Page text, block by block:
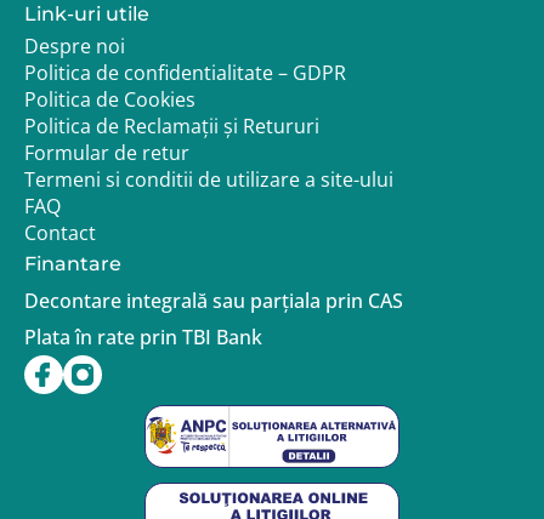
Link-uri utile
Despre noi
Politica de confidentialitate – GDPR
Politica de Cookies
Politica de Reclamații și Retururi
Formular de retur
Termeni si conditii de utilizare a site-ului
FAQ
Contact
Finantare
Decontare integrală sau parțiala prin CAS
Plata în rate prin TBI Bank